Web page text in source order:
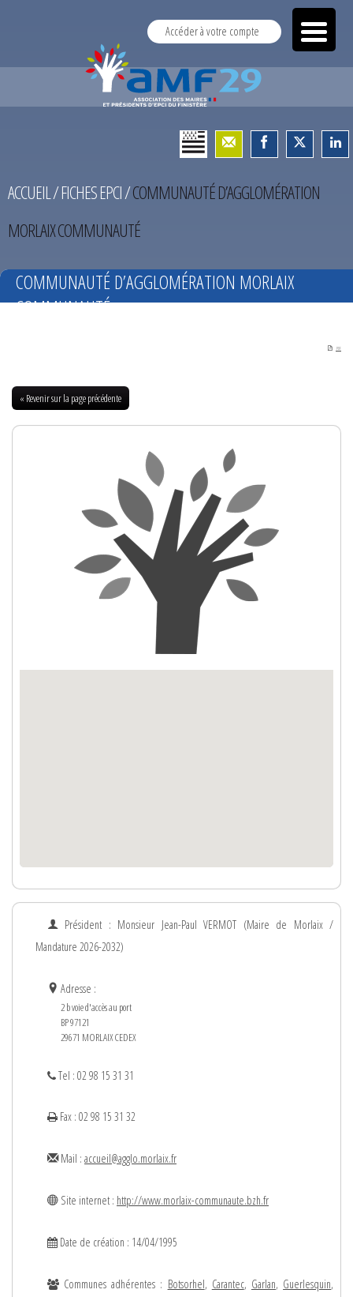
Accéder à votre compte
ACCUEIL/FICHES EPCI/COMMUNAUTÉ D’AGGLOMÉRATION
MORLAIX COMMUNAUTÉ
COMMUNAUTÉ D’AGGLOMÉRATION MORLAIX
COMMUNAUTÉ
PDF
« Revenir sur la page précédente
Président : Monsieur Jean-PaulVERMOT (Maire de Morlaix /
Mandature 2026-2032)
Adresse :
2 b voie d'accès au port
BP 97121
29671 MORLAIX CEDEX
Tel : 02 98 15 31 31
Fax : 02 98 15 31 32
Mail : accueil@agglo.morlaix.fr
Site internet : http://www.morlaix-communaute.bzh.fr
Date de création : 14/04/1995
Communes adhérentes : Botsorhel, Carantec, Garlan, Guerlesquin,